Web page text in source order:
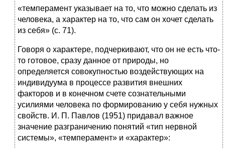
«темперамент указывает на то, что можно сделать из
человека, а характер на то, что сам он хочет сделать
из себя» (с. 71).
Говоря о характере, подчеркивают, что он не есть что-
то готовое, сразу данное от природы, но
определяется совокупностью воздействующих на
индивидуума в процессе развития внешних
факторов и в конечном счете сознательными
усилиями человека по формированию у себя нужных
свойств. И. П. Павлов (1951) придавал важное
значение разграничению понятий «тип нервной
системы», «темперамент» и «характер»: